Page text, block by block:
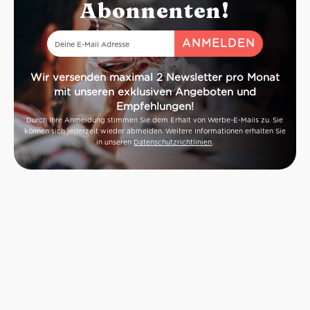
Abonnenten!
Wir versenden maximal 2 Newsletter pro Monat
mit unseren exklusiven Angeboten und
Empfehlungen!
Durch Ihre Anmeldung stimmen Sie dem Erhalt von Werbe-E-Mails zu. Sie
können sich jederzeit wieder abmelden. Weitere Informationen erhalten Sie
in unseren Datenschutzrichtlinien